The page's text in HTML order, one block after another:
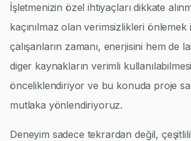
İşletmenizin özel ihtiyaçları dikkate
kaçınılmaz olan verimsizlikleri önlemek
çalışanların zamanı, enerjisini hem de
diger kaynakların verimli
önceliklendiriyor ve bu konuda proje
mutlaka yönlendiriyoruz.
Deneyim sadece tekrardan değil,